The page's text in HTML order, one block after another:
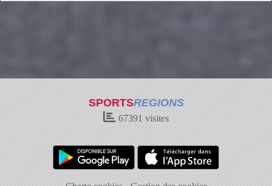
SPORTSREGIONS
67391 visites